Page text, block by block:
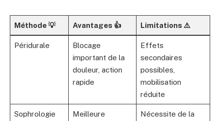
Méthode 💡 Avantages 👍 Limitations ⚠️
Péridurale
Blocage
important de la
douleur, action
rapide
Effets
secondaires
possibles,
mobilisation
réduite
Sophrologie
Meilleure
Nécessite de la